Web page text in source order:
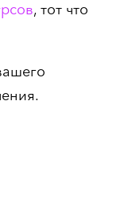
, тот что